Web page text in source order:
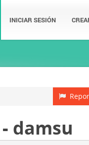
INICIAR SESIÓN
- damsu